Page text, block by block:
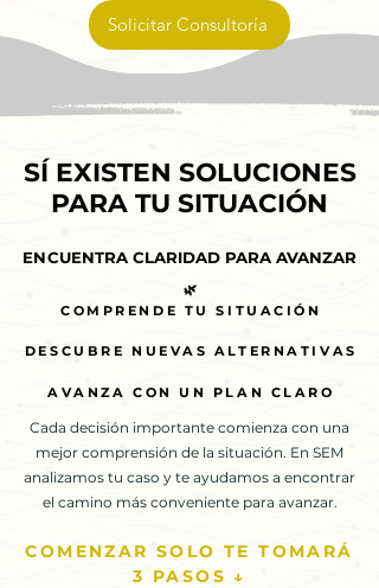
Solicitar Consultoría
SÍ EXISTEN SOLUCIONES
PARA TU SITUACIÓN
SÍ EXISTEN SOLUCIONES
PARA TU SITUACIÓN
ENCUENTRA CLARIDAD PARA AVANZAR
ENCUENTRA CLARIDAD PARA AVANZAR
🌿
COMPRENDE TU SITUACIÓN
DESCUBRE NUEVAS ALTERNATIVAS
AVANZA CON UN PLAN CLARO
🌿
COMPRENDE TU SITUACIÓN
DESCUBRE NUEVAS ALTERNATIVAS
AVANZA CON UN PLAN CLARO
Cada decisión importante comienza con una
mejor comprensión de la situación. En SEM
analizamos tu caso y te ayudamos a encontrar
el camino más conveniente para avanzar.
COMENZAR SOLO TE TOMARÁ
3 PASOS ↓